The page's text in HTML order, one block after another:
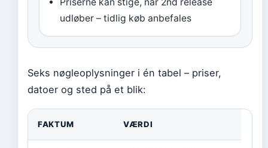
udløber – tidlig køb anbefales
Seks nøgleoplysninger i én tabel – priser,
datoer og sted på et blik:
FAKTUM VÆRDI